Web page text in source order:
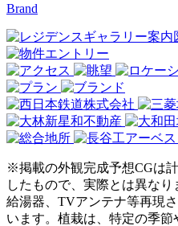
Brand
※掲載の外観完成予想CGは
したもので、実際とは異なり
給湯器、TVアンテナ等再現
います。植栽は、特定の季